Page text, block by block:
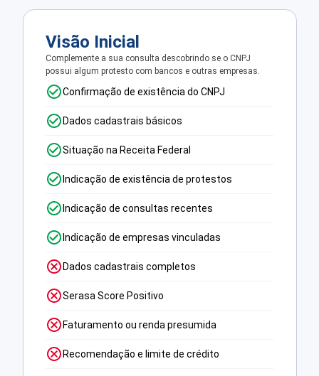
Visão Inicial
Complemente a sua consulta descobrindo se o CNPJ
possui algum protesto com bancos e outras empresas.
Confirmação de existência do CNPJ
Dados cadastrais básicos
Situação na Receita Federal
Indicação de existência de protestos
Indicação de consultas recentes
Indicação de empresas vinculadas
Dados cadastrais completos
Serasa Score Positivo
Faturamento ou renda presumida
Recomendação e limite de crédito